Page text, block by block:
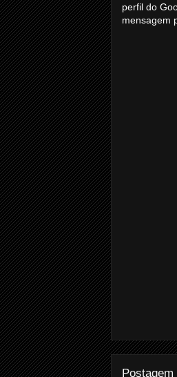
perfil do
mensagem